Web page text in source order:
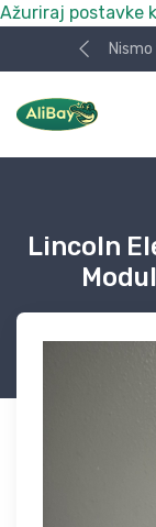
Ažuriraj postavke
Lincoln